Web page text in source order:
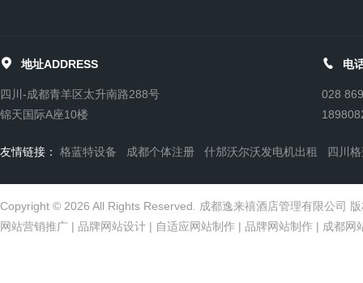
 地址ADDRESS
四川-成都青羊区太升南路288号
锦天国际A座10楼
 电
028
友情链接： 格蓝特设备 成都个体注册 什邡沃尔沃发电机出租 四川
Copyright © 2026 All Rights Reserved. 成都逸来禧酒店管理有限公司
网站营销推广 | 品牌网站设计 | 自适应网站制作 | 品牌网站制作 | 成都网